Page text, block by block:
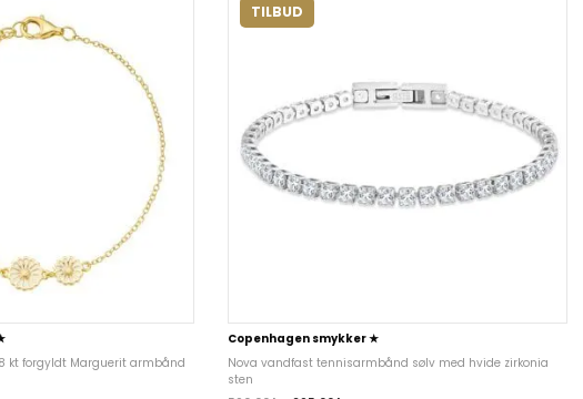
kt forgyldt Marguerit armbånd
TILBUD
Copenhagen smykker ★
Nova vandfast tennisarmbånd sølv med hvide zirkonia
sten